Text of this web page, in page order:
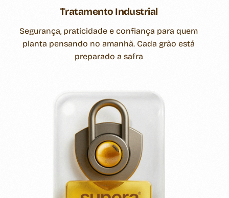
Tratamento Industrial
Segurança, praticidade e confiança para quem
planta pensando no amanhã. Cada grão está
preparado a safra